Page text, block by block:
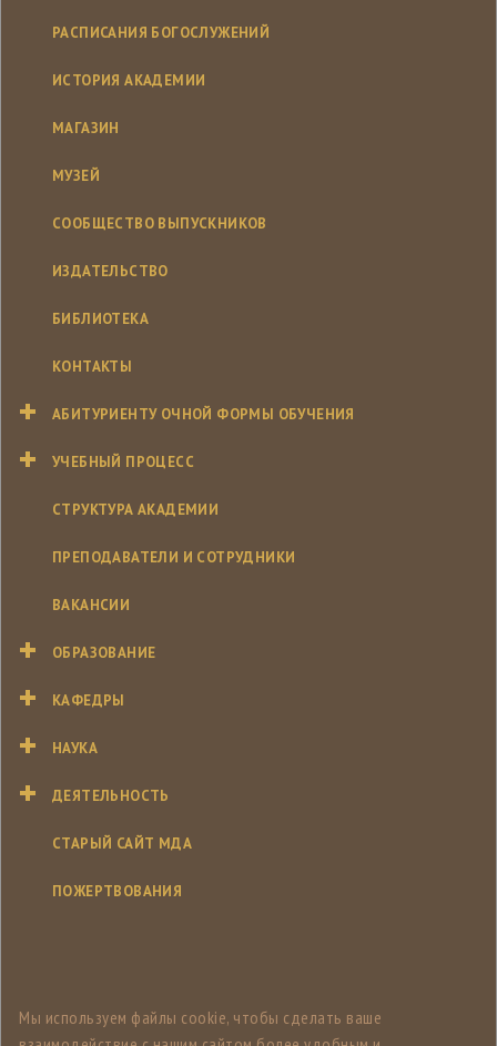
РАСПИСАНИЯ БОГОСЛУЖЕНИЙ
ИСТОРИЯ АКАДЕМИИ
МАГАЗИН
МУЗЕЙ
СООБЩЕСТВО ВЫПУСКНИКОВ
ИЗДАТЕЛЬСТВО
БИБЛИОТЕКА
КОНТАКТЫ
АБИТУРИЕНТУ ОЧНОЙ ФОРМЫ ОБУЧЕНИЯ
УЧЕБНЫЙ ПРОЦЕСС
СТРУКТУРА АКАДЕМИИ
ПРЕПОДАВАТЕЛИ И СОТРУДНИКИ
ВАКАНСИИ
ОБРАЗОВАНИЕ
КАФЕДРЫ
НАУКА
ДЕЯТЕЛЬНОСТЬ
СТАРЫЙ САЙТ МДА
ПОЖЕРТВОВАНИЯ
Мы используем файлы cookie, чтобы сделать ваше